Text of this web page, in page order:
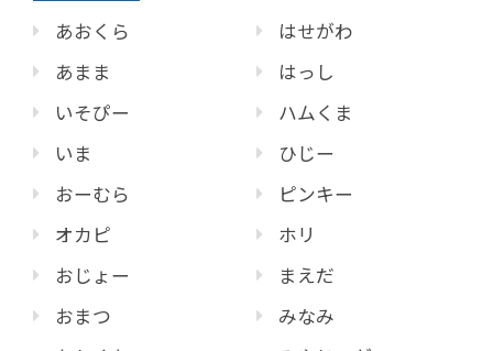
あおくら
あまま
いそぴー
いま
おーむら
オカピ
おじょー
おまつ
はせがわ
はっし
ハムくま
ひじー
ピンキー
ホリ
まえだ
みなみ